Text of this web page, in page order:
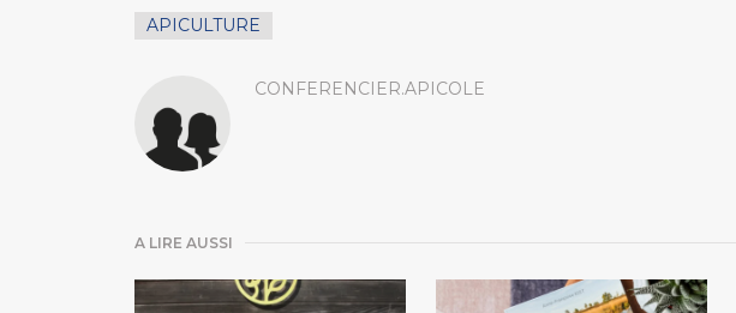
APICULTURE
CONFERENCIER.APICOLE
A LIRE AUSSI